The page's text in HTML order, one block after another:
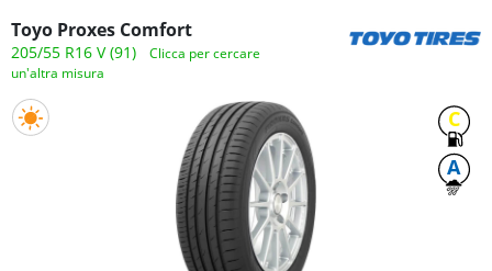
Toyo Proxes Comfort
205/55 R16 V (91)
Clicca per cercare
un'altra misura
C
A